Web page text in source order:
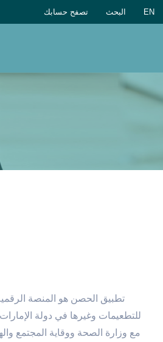
EN البحث تصفح حسابك
تطبيق الحصن هو المنصة الرقمية
وغيرها في دولة الإمارات، طور الحصن
ووقاية المجتمع والهيئات